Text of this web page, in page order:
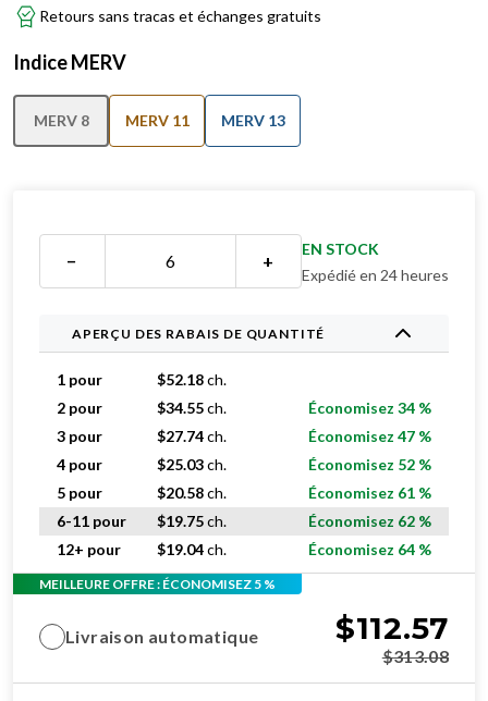
Retours sans tracas et échanges gratuits
Indice MERV
MERV 8 MERV 11 MERV 13
− +
EN STOCK
Expédié en 24 heures
APERÇU DES RABAIS DE QUANTITÉ
1 pour $52.18ch.
2 pour
$34.55ch.
Économisez 34 %
3 pour
$27.74ch.
Économisez 47 %
4 pour
$25.03ch.
Économisez 52 %
5 pour
$20.58ch.
Économisez 61 %
6-11 pour
$19.75ch.
Économisez 62 %
12+ pour
$19.04ch. Économisez 64 %
MEILLEURE OFFRE : ÉCONOMISEZ 5 %
Livraison automatique $112.57
$313.08